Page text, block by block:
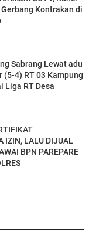
Kontrakan di
Sabrang Lewat adu
4) RT 03 Kampung
Liga RT Desa
IZIN, LALU DIJUAL
BPN PAREPARE